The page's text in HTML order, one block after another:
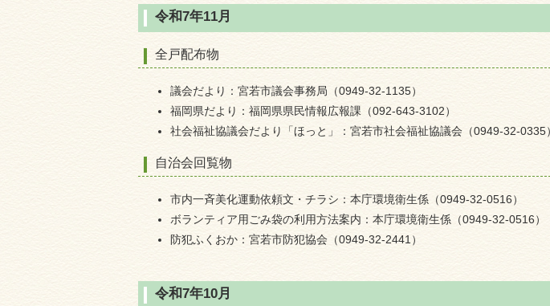
令和7年11月
全戸配布物
議会だより：宮若市議会事務局（0949-32-1135）
福岡県だより：福岡県県民情報広報課（092-643-3102）
社会福祉協議会だより「ほっと」：宮若市社会福祉協議会（0949-32-0335）
自治会回覧物
市内一斉美化運動依頼文・チラシ：本庁環境衛生係（0949-32-0516）
ボランティア用ごみ袋の利用方法案内：本庁環境衛生係（0949-32-0516）
防犯ふくおか：宮若市防犯協会（0949-32-2441）
令和7年10月